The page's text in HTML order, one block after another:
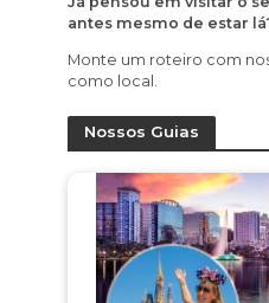
antes mesmo de estar
Monte um roteiro com
como local.
Nossos Guias